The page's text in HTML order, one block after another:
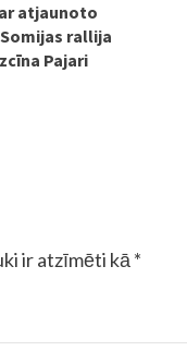
atjaunoto
rallija
Pajari
ir atzīmēti kā*